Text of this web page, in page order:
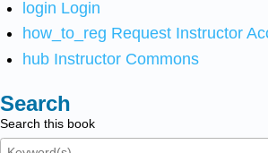
login Login
how_to_reg Request Instructor
hub Instructor Commons
Search
Search this book